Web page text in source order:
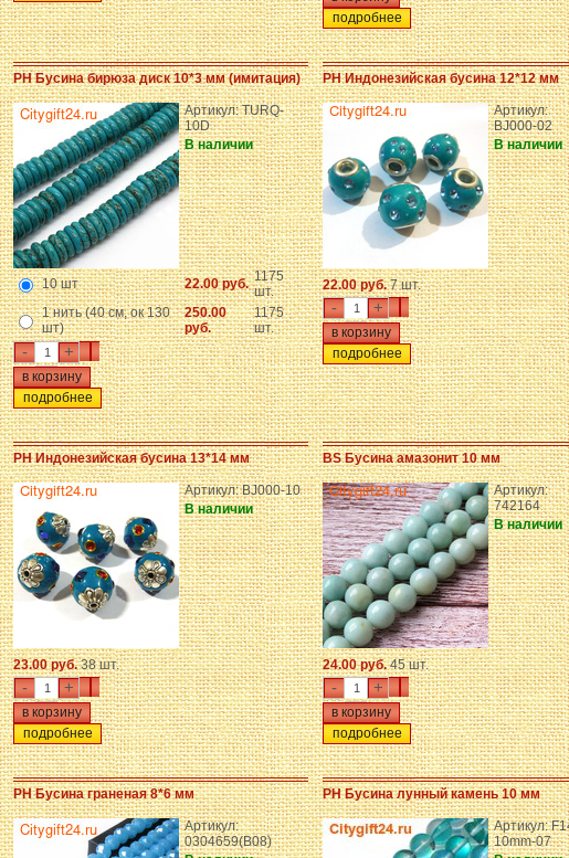
подробнее
PH Бусина бирюза диск 10*3 мм (имитация)
Артикул: TURQ-
10D
В наличии
10 шт 22.00 руб. 1175
шт.
1 нить (40 см, ок 130
шт)
250.00
руб.
1175
шт.
- +
подробнее
PH Индонезийская бусина 12*12 мм
Артикул:
BJ000-02
В наличии
22.00 руб.7 шт.
- +
подробнее
PH Индонезийская бусина 13*14 мм
Артикул: BJ000-10
В наличии
23.00 руб.38 шт.
- +
подробнее
BS Бусина амазонит 10 мм
Артикул:
742164
В наличии
24.00 руб.45 шт.
- +
подробнее
PH Бусина граненая 8*6 мм
Артикул:
0304659(B08)
PH Бусина лунный камень 10 мм
Артикул:
10mm-07